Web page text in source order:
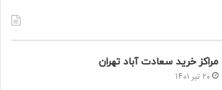
مراکز خرید سعادت‌ آباد تهران
20 تیر 1401